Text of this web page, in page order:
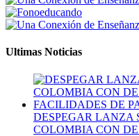
Ultimas Noticias
DESPEGAR LANZA
COLOMBIA CON